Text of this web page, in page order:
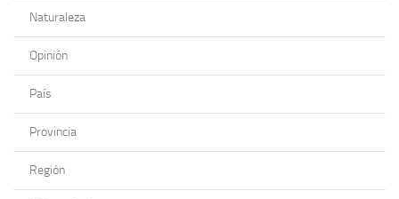
Naturaleza
Opinión
País
Provincia
Región